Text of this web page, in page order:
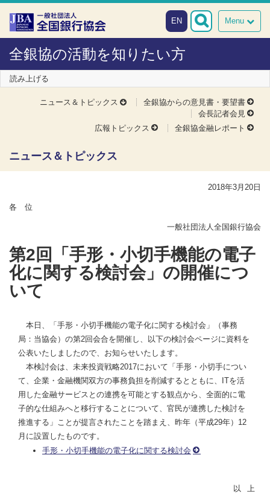
本文へスキップ
障がい者向け相談窓口
Menu
EN
全銀協の活動を知りたい方
読み上げる
ニュース＆トピックス
全銀協からの意見書・要望書
会長記者会見
広報トピックス
全銀協金融レポート
ニュース＆トピックス
2018年3月20日
各 位
一般社団法人全国銀行協会
第2回「手形・小切手機能の電子
化に関する検討会」の開催につ
いて
本日、「手形・小切手機能の電子化に関する検討会」（事務
局：当協会）の第2回会合を開催し、以下の検討会ページに資料を
公表いたしましたので、お知らせいたします。
本検討会は、未来投資戦略2017において「手形・小切手につい
て、企業・金融機関双方の事務負担を削減するとともに、ITを活
用した金融サービスとの連携を可能とする観点から、全面的に電
子的な仕組みへと移行することについて、官民が連携した検討を
推進する」ことが提言されたことを踏まえ、昨年（平成29年）12
月に設置したものです。
手形・小切手機能の電子化に関する検討会